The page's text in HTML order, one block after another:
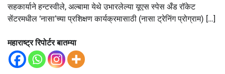
सहकार्याने हन्टस्वीले, अल्बामा येथे उभारलेल्या यूएस स्पेस अँड रॉकेट
सेंटरमधील ‘नासा’च्या प्रशिक्षण कार्यक्रमासाठी (नासा ट्रेनिंग प्रोग्राम) […]
महाराष्ट्र रिपोर्टर बातम्या